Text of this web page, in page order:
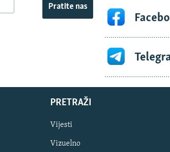
Pratite nas
PRETRAŽI
Vijesti
Vizuelno